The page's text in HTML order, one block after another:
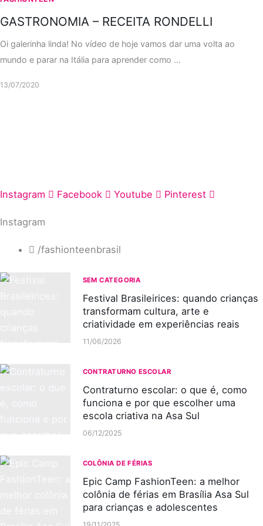
GASTRONOMIA – RECEITA RONDELLI
Oi galerinha linda! No vídeo de hoje vamos dar uma volta ao
mundo e parar na Itália para aprender como ...
13/07/2020
Instagram Facebook Youtube Pinterest
Instagram
/fashionteenbrasil
SEM CATEGORIA
Festival Brasileirices: quando crianças
transformam cultura, arte e
criatividade em experiências reais
11/06/2026
CONTRATURNO ESCOLAR
Contraturno escolar: o que é, como
funciona e por que escolher uma
escola criativa na Asa Sul
06/12/2025
COLÔNIA DE FÉRIAS
Epic Camp FashionTeen: a melhor
colônia de férias em Brasília Asa Sul
para crianças e adolescentes